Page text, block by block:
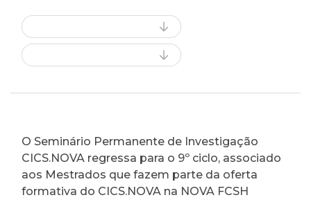
O Seminário Permanente de Investigação
CICS.NOVA regressa para o 9º ciclo, associado
aos Mestrados que fazem parte da oferta
formativa do CICS.NOVA na NOVA FCSH